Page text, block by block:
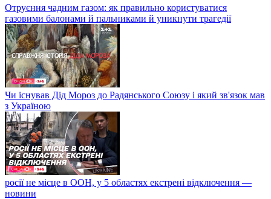
Отруєння чадним газом: як правильно користуватися
газовими балонами й пальниками й уникнути трагедії
Чи існував Дід Мороз до Радянського Союзу і який зв'язок мав
з Україною
росії не місце в ООН, у 5 областях екстрені відключення —
новини